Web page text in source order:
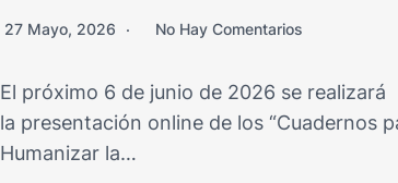
27 Mayo, 2026 No Hay Comentarios
El próximo 6 de junio de 2026 se realizará
la presentación online de los “Cuadernos
Humanizar la…